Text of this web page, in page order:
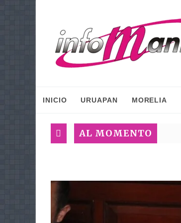
INICIO URUAPAN MORELIA
AL MOMENTO